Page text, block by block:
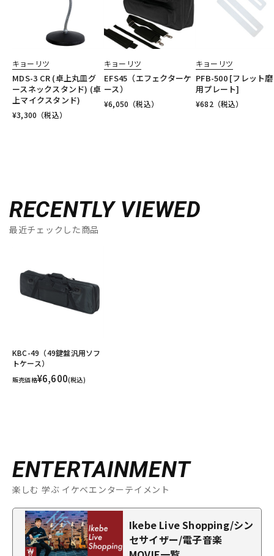
キョーリツ
MDS-3 CR (卓上丸皿グ
ースネックスタンド) (卓
上マイクスタンド)
¥3,300 （税込）
キョーリツ
EFS45（エフェクターケ
ース）
¥6,050 （税込）
キョーリツ
PFB-500 [フレット
用プレート]
¥682（税込）
RECENTLY VIEWED
最近チェックした商品
KBC-49（49鍵盤汎用ソフ
トケース）
販売価格¥6,600(税込)
ENTERTAINMENT
楽しむ 学ぶ イケベエンターテイメント
Ikebe Live Shopping/シン
セサイザー/電子音楽